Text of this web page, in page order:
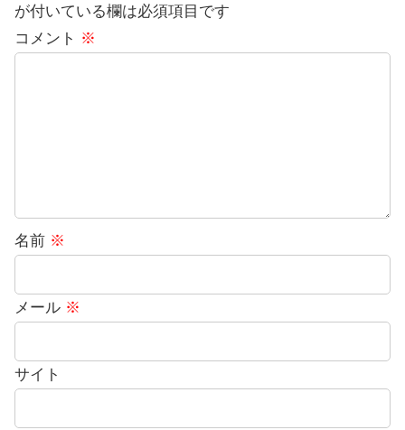
が付いている欄は必須項目です
コメント ※
名前 ※
メール ※
サイト